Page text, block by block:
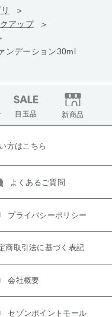
アップ
ンデーション30ml
目玉品 新商品
方はこちら
よくあるご質問
プライバシーポリシー
商取引法に基づく表記
会社概要
セゾンポイントモール